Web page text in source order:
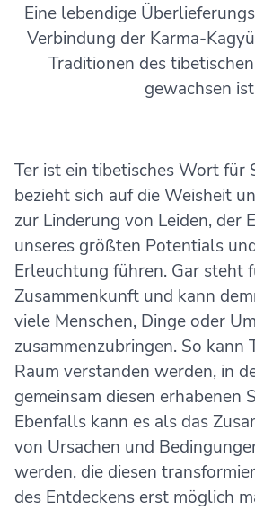
Eine lebendige
Verbindung der Karma-
Traditionen des
gewachsen
Ter ist ein tibetisches Wort für
bezieht sich auf die Weisheit
zur Linderung von Leiden, der
unseres größten Potentials
Erleuchtung führen. Gar steht
Zusammenkunft und kann
viele Menschen, Dinge oder
zusammenzubringen. So kann
Raum verstanden werden, in
gemeinsam diesen erhabenen
Ebenfalls kann es als das
von Ursachen und
werden, die diesen
des Entdeckens erst möglich